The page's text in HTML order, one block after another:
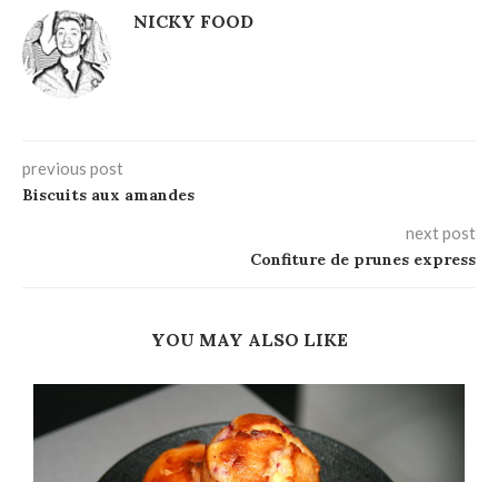
NICKY FOOD
previous post
Biscuits aux amandes
next post
Confiture de prunes express
YOU MAY ALSO LIKE